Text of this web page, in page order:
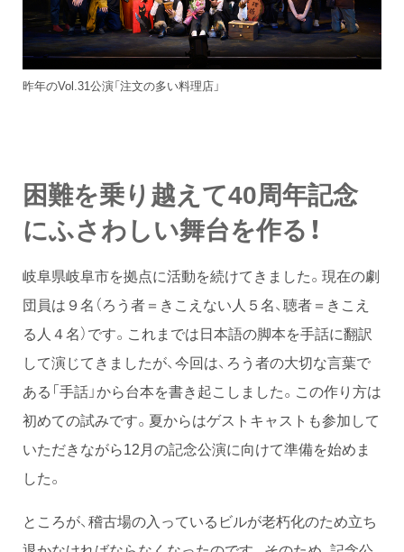
昨年のVol.31公演「注文の多い料理店」
困難を乗り越えて40周年記念
にふさわしい舞台を作る！
岐阜県岐阜市を拠点に活動を続けてきました。現在の劇
団員は９名（ろう者＝きこえない人５名、聴者＝きこえ
る人４名）です。これまでは日本語の脚本を手話に翻訳
して演じてきましたが、今回は、ろう者の大切な言葉で
ある「手話」から台本を書き起こしました。この作り方は
初めての試みです。夏からはゲストキャストも参加して
いただきながら12月の記念公演に向けて準備を始めま
した。
ところが、稽古場の入っているビルが老朽化のため立ち